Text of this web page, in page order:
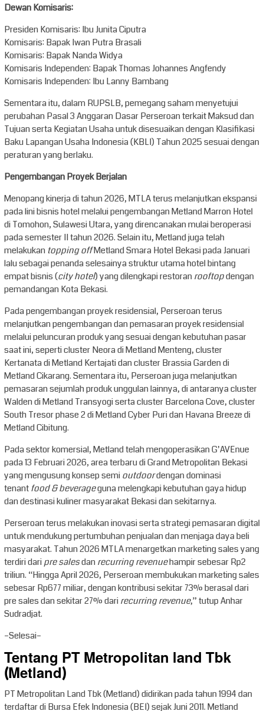
Dewan Komisaris:
Presiden Komisaris: Ibu Junita Ciputra
Komisaris: Bapak Iwan Putra Brasali
Komisaris: Bapak Nanda Widya
Komisaris Independen: Bapak Thomas Johannes Angfendy
Komisaris Independen: Ibu Lanny Bambang
Sementara itu, dalam RUPSLB, pemegang saham menyetujui
perubahan Pasal 3 Anggaran Dasar Perseroan terkait Maksud dan
Tujuan serta Kegiatan Usaha untuk disesuaikan dengan Klasifikasi
Baku Lapangan Usaha Indonesia (KBLI) Tahun 2025 sesuai dengan
peraturan yang berlaku.
Pengembangan Proyek Berjalan
Menopang kinerja di tahun 2026, MTLA terus melanjutkan ekspansi
pada lini bisnis hotel melalui pengembangan Metland Marron Hotel
di Tomohon, Sulawesi Utara, yang direncanakan mulai beroperasi
pada semester II tahun 2026. Selain itu, Metland juga telah
melakukantopping offMetland Smara Hotel Bekasi pada Januari
lalu sebagai penanda selesainya struktur utama hotel bintang
empat bisnis (city hotel) yang dilengkapi restoranrooftopdengan
pemandangan Kota Bekasi.
Pada pengembangan proyek residensial, Perseroan terus
melanjutkan pengembangan dan pemasaran proyek residensial
melalui peluncuran produk yang sesuai dengan kebutuhan pasar
saat ini, seperti cluster Neora di Metland Menteng, cluster
Kertanata di Metland Kertajati dan cluster Brassia Garden di
Metland Cikarang. Sementara itu, Perseroan juga melanjutkan
pemasaran sejumlah produk unggulan lainnya, di antaranya cluster
Walden di Metland Transyogi serta cluster Barcelona Cove, cluster
South Tresor phase 2 di Metland Cyber Puri dan Havana Breeze di
Metland Cibitung.
Pada sektor komersial, Metland telah mengoperasikan G’AVEnue
pada 13 Februari 2026, area terbaru di Grand Metropolitan Bekasi
yang mengusung konsep semioutdoordengan dominasi
tenantfood & beverageguna melengkapi kebutuhan gaya hidup
dan destinasi kuliner masyarakat Bekasi dan sekitarnya.
Perseroan terus melakukan inovasi serta strategi pemasaran digital
untuk mendukung pertumbuhan penjualan dan menjaga daya beli
masyarakat. Tahun 2026 MTLA menargetkan marketing sales yang
terdiri daripre salesdanrecurring revenuehampir sebesar Rp2
triliun. “Hingga April 2026, Perseroan membukukan marketing sales
sebesar Rp677 miliar, dengan kontribusi sekitar 73% berasal dari
pre sales dan sekitar 27% darirecurring revenue,” tutup Anhar
Sudradjat.
–Selesai–
Tentang PT Metropolitan land Tbk
(Metland)
PT Metropolitan Land Tbk (Metland) didirikan pada tahun 1994 dan
terdaftar di Bursa Efek Indonesia (BEI) sejak Juni 2011. Metland